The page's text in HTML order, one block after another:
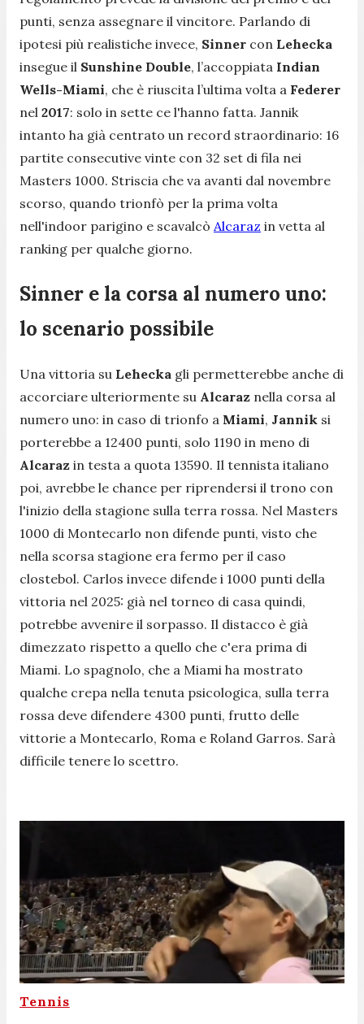
punti, senza assegnare il vincitore. Parlando di
ipotesi più realistiche invece, Sinner con Lehecka
insegue il Sunshine Double, l’accoppiata Indian
Wells-Miami, che è riuscita l’ultima volta a Federer
nel 2017: solo in sette ce l'hanno fatta. Jannik
intanto ha già centrato un record straordinario: 16
partite consecutive vinte con 32 set di fila nei
Masters 1000. Striscia che va avanti dal novembre
scorso, quando trionfò per la prima volta
nell'indoor parigino e scavalcò Alcaraz in vetta al
ranking per qualche giorno.
Sinner e la corsa al numero uno:
lo scenario possibile
Una vittoria su Lehecka gli permetterebbe anche di
accorciare ulteriormente su Alcaraz nella corsa al
numero uno: in caso di trionfo a Miami, Jannik si
porterebbe a 12400 punti, solo 1190 in meno di
Alcaraz in testa a quota 13590. Il tennista italiano
poi, avrebbe le chance per riprendersi il trono con
l'inizio della stagione sulla terra rossa. Nel Masters
1000 di Montecarlo non difende punti, visto che
nella scorsa stagione era fermo per il caso
clostebol. Carlos invece difende i 1000 punti della
vittoria nel 2025: già nel torneo di casa quindi,
potrebbe avvenire il sorpasso. Il distacco è già
dimezzato rispetto a quello che c'era prima di
Miami. Lo spagnolo, che a Miami ha mostrato
qualche crepa nella tenuta psicologica, sulla terra
rossa deve difendere 4300 punti, frutto delle
vittorie a Montecarlo, Roma e Roland Garros. Sarà
difficile tenere lo scettro.
Tennis